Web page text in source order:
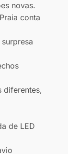
novas.
conta
diferentes,
de LED